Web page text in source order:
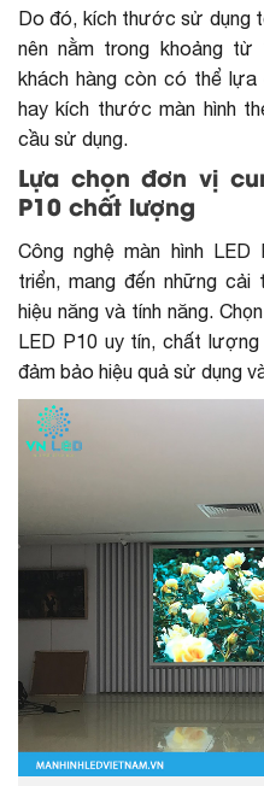
Do đó, kích thước sử dụng
nên nằm trong khoảng từ
khách hàng còn có thể
hay kích thước màn hình
cầu sử dụng.
Lựa chọn đơn vị
P10 chất lượng
Công nghệ màn hình
triển, mang đến những
hiệu năng và tính năng.
LED P10 uy tín, chất
đảm bảo hiệu quả sử dụng